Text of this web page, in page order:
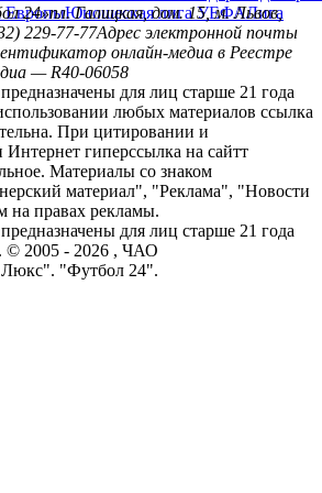
ЕвропыЮношеская лига УЕФАЛига
24»пл. Галицкая, дом. 15, м. Львов,
229-77-77Адрес электронной почты
онлайн-медиа в Реестре
— R40-06058
для лиц старше 21 года
любых материалов ссылка
При цитировании и
Интернет гиперссылка на сайтт
Материалы со знаком
материал", "Реклама", "Новости
на правах рекламы.
для лиц старше 21 года
© 2005 - 2026 , ЧАО
Люкс". "Футбол 24".